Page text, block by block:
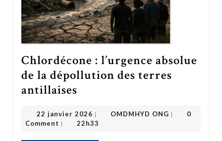
Chlordécone : l’urgence absolue
de la dépollution des terres
antillaises
22 janvier 2026 22 janvier 2026
| OMDMHYD ONG |
0
Comment | 22h33